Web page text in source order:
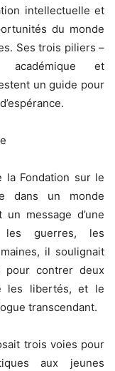
intellectuelle et
du monde
Ses trois piliers –
académique et
un guide pour
la Fondation sur le
dans un monde
message d’une
les guerres, les
il soulignait
pour contrer deux
les libertés, et le
transcendant.
trois voies pour
aux jeunes